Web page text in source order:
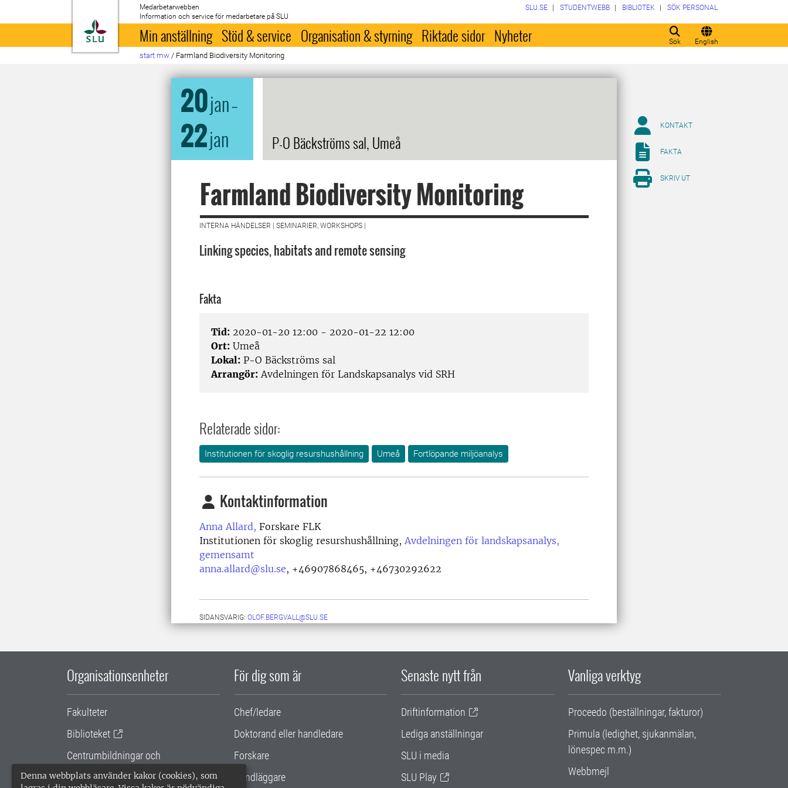
Denna webbplats använder kakor (cookies), som
Till startsida
Medarbetarwebben
Information och service för medarbetare på SLU
Sök English
SLU.SE STUDENTWEBB BIBLIOTEK SÖK PERSONAL
Min anställning Stöd & service Organisation & styrning Riktade sidor Nyheter
start mw / Farmland Biodiversity Monitoring
20jan–
22jan P-O Bäckströms sal, Umeå
Farmland Biodiversity Monitoring
INTERNA HÄNDELSER | SEMINARIER, WORKSHOPS |
Linking species, habitats and remote sensing
Fakta
Tid: 2020-01-20 12:00 - 2020-01-22 12:00
Ort: Umeå
Lokal: P-O Bäckströms sal
Arrangör: Avdelningen för Landskapsanalys vid SRH
Relaterade sidor:
Institutionen för skoglig resurshushållning Umeå Fortlöpande miljöanalys
Kontaktinformation
Anna Allard, Forskare FLK
Institutionen för skoglig resurshushållning, Avdelningen för landskapsanalys,
gemensamt
anna.allard@slu.se, +46907868465, +46730292622
SIDANSVARIG: OLOF.BERGVALL@SLU.SE
KONTAKT
FAKTA
SKRIV UT
Organisationsenheter
Fakulteter
Biblioteket
Centrumbildningar och
samarbetsprojekt
För dig som är
Chef/ledare
Doktorand eller handledare
Forskare
Handläggare
Senaste nytt från
Driftinformation
Lediga anställningar
SLU i media
SLU Play
Vanliga verktyg
Proceedo (beställningar, fakturor)
Primula (ledighet, sjukanmälan,
lönespec m.m.)
Webbmejl